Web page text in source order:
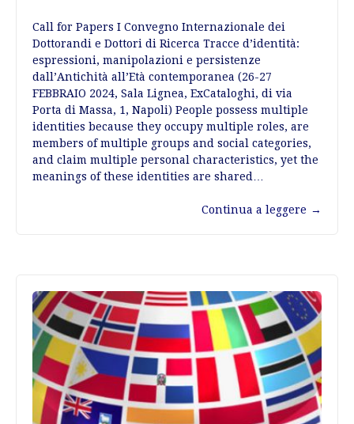
Call for Papers I Convegno Internazionale dei
Dottorandi e Dottori di Ricerca Tracce d’identità:
espressioni, manipolazioni e persistenze
dall’Antichità all’Età contemporanea (26-27
FEBBRAIO 2024, Sala Lignea, ExCataloghi, di via
Porta di Massa, 1, Napoli) People possess multiple
identities because they occupy multiple roles, are
members of multiple groups and social categories,
and claim multiple personal characteristics, yet the
meanings of these identities are shared…
Continua a leggere →